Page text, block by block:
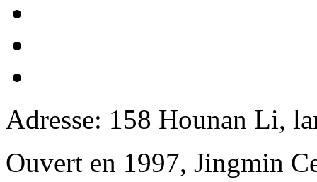
Adresse: 158 Hounan Li,
Ouvert en 1997, Jingmin